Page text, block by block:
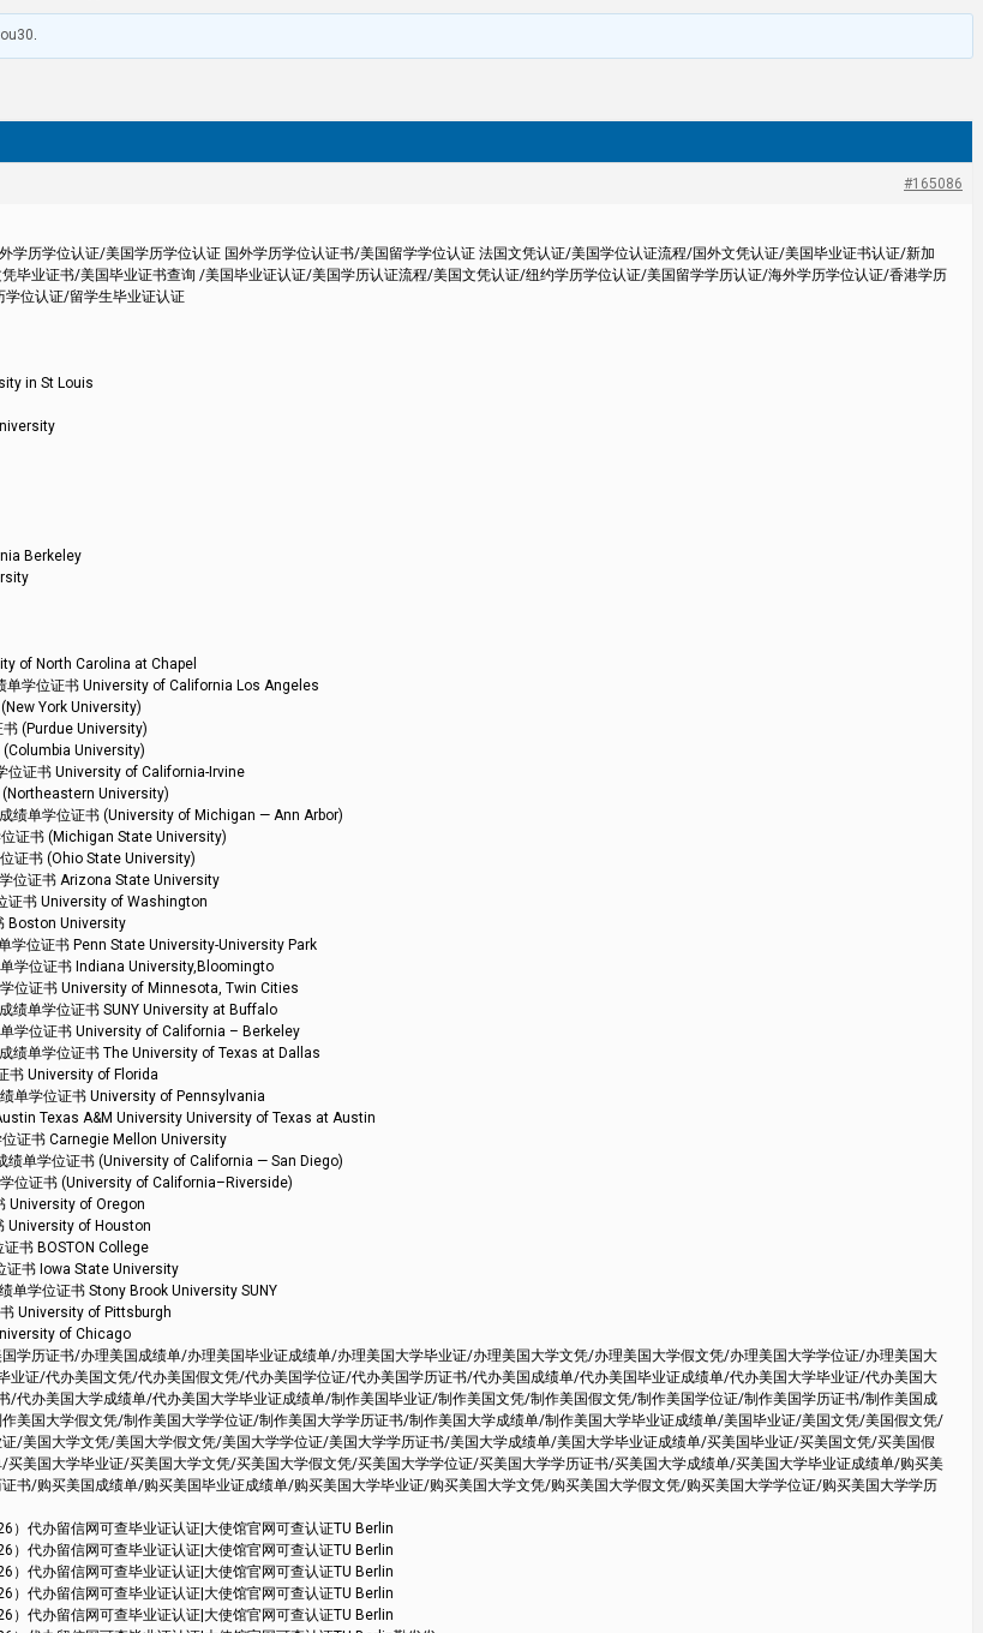
#165086
学历学位认证/美国学历学位认证 国外学历学位认证书/美国留学学位认证 法国文凭认证/美国学位认证流程/国外文凭认证/美国毕业证书认证/新加
毕业证书/美国毕业证书查询 /美国毕业证认证/美国学历认证流程/美国文凭认证/纽约学历学位认证/美国留学学历认证/海外学历学位认证/香港学历
位认证/留学生毕业证认证
in St Louis
Berkeley
of North Carolina at Chapel
单学位证书 University of California Los Angeles
York University)
(Purdue University)
University)
位证书 University of California-Irvine
(Northeastern University)
绩单学位证书 (University of Michigan — Ann Arbor)
证书 (Michigan State University)
证书 (Ohio State University)
位证书 Arizona State University
证书 University of Washington
Boston University
学位证书 Penn State University-University Park
学位证书 Indiana University,Bloomingto
位证书 University of Minnesota, Twin Cities
绩单学位证书 SUNY University at Buffalo
学位证书 University of California – Berkeley
绩单学位证书 The University of Texas at Dallas
书 University of Florida
单学位证书 University of Pennsylvania
Texas A&M University University of Texas at Austin
证书 Carnegie Mellon University
绩单学位证书 (University of California — San Diego)
位证书 (University of California–Riverside)
University of Oregon
University of Houston
书 BOSTON College
证书 Iowa State University
单学位证书 Stony Brook University SUNY
University of Pittsburgh
of Chicago
学历证书/办理美国成绩单/办理美国毕业证成绩单/办理美国大学毕业证/办理美国大学文凭/办理美国大学假文凭/办理美国大学学位证/办理美国大
证/代办美国文凭/代办美国假文凭/代办美国学位证/代办美国学历证书/代办美国成绩单/代办美国毕业证成绩单/代办美国大学毕业证/代办美国大
代办美国大学成绩单/代办美国大学毕业证成绩单/制作美国毕业证/制作美国文凭/制作美国假文凭/制作美国学位证/制作美国学历证书/制作美国成
美国大学假文凭/制作美国大学学位证/制作美国大学学历证书/制作美国大学成绩单/制作美国大学毕业证成绩单/美国毕业证/美国文凭/美国假文凭/
/美国大学文凭/美国大学假文凭/美国大学学位证/美国大学学历证书/美国大学成绩单/美国大学毕业证成绩单/买美国毕业证/买美国文凭/买美国假
美国大学毕业证/买美国大学文凭/买美国大学假文凭/买美国大学学位证/买美国大学学历证书/买美国大学成绩单/买美国大学毕业证成绩单/购买美
书/购买美国成绩单/购买美国毕业证成绩单/购买美国大学毕业证/购买美国大学文凭/购买美国大学假文凭/购买美国大学学位证/购买美国大学学历
）代办留信网可查毕业证认证|大使馆官网可查认证TU Berlin
）代办留信网可查毕业证认证|大使馆官网可查认证TU Berlin
）代办留信网可查毕业证认证|大使馆官网可查认证TU Berlin
）代办留信网可查毕业证认证|大使馆官网可查认证TU Berlin
）代办留信网可查毕业证认证|大使馆官网可查认证TU Berlin